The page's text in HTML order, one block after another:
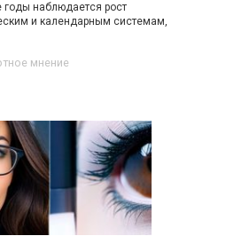
наблюдается рост
и календарным системам,
мнение